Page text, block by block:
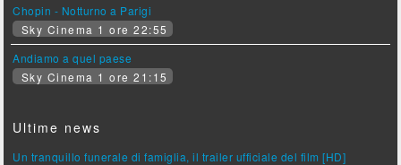
Chopin - Notturno a Parigi
Sky Cinema 1 ore 22:55
Andiamo a quel paese
Sky Cinema 1 ore 21:15
Ultime news
Un tranquillo funerale di famiglia, il trailer ufficiale del film [HD]